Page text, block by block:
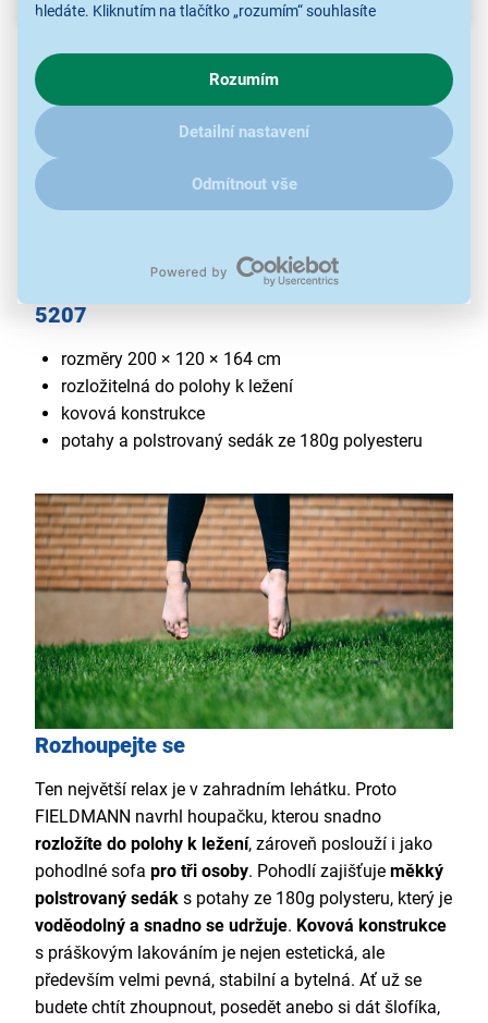
hledáte. Kliknutím na tlačítko „rozumím“ souhlasíte
chování na webu pro zobrazení cílených reklam. Pokud vás
zajímají detaily, jak u nás s cookies a dalšími údaji pracujeme,
kliknětesem.
Rozumím
Detailní nastavení
Odmítnout vše
Houpačka třímístná FIELDMANN FDZN
5207
rozměry 200 × 120 × 164 cm
rozložitelná do polohy k ležení
kovová konstrukce
potahy a polstrovaný sedák ze 180g polyesteru
Rozhoupejte se
Ten největší relax je v zahradním lehátku. Proto
FIELDMANN navrhl houpačku, kterou snadno
rozložíte do polohy k ležení, zároveň poslouží i jako
pohodlné sofa pro tři osoby. Pohodlí zajišťuje měkký
polstrovaný sedák s potahy ze 180g polysteru, který je
voděodolný a snadno se udržuje. Kovová konstrukce
s práškovým lakováním je nejen estetická, ale
především velmi pevná, stabilní a bytelná. Ať už se
budete chtít zhoupnout, posedět anebo si dát šlofíka,